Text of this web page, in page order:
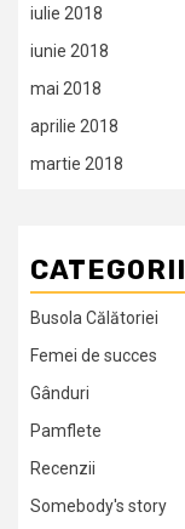
iulie 2018
iunie 2018
mai 2018
aprilie 2018
martie 2018
CATEGORII
Busola Călătoriei
Femei de succes
Gânduri
Pamflete
Recenzii
Somebody's story